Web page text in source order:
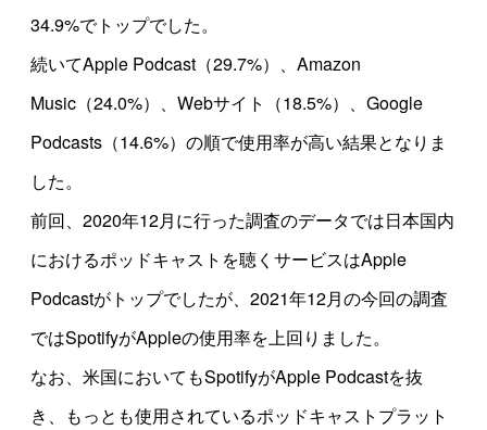
34.9%でトップでした。
続いてApple Podcast（29.7%）、Amazon
Music（24.0%）、Webサイト（18.5%）、Google
Podcasts（14.6%）の順で使用率が高い結果となりま
した。
前回、2020年12月に行った調査のデータでは日本国内
におけるポッドキャストを聴くサービスはApple
Podcastがトップでしたが、2021年12月の今回の調査
ではSpotifyがAppleの使用率を上回りました。
なお、米国においてもSpotifyがApple Podcastを抜
き、もっとも使用されているポッドキャストプラット